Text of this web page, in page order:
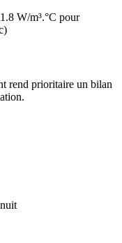
W/m³.°C pour
rend prioritaire un bilan